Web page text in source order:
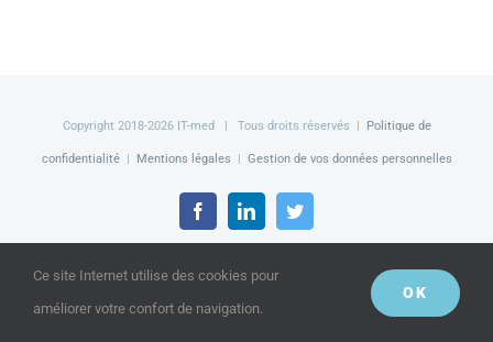
Copyright 2018-2026 IT-med | Tous droits réservés | Politique de
confidentialité| Mentions légales | Gestion de vos données personnelles
FacebookLinkedInTwitter
Ce site Internet utilise des cookies pour
améliorer votre confort de navigation.
OK